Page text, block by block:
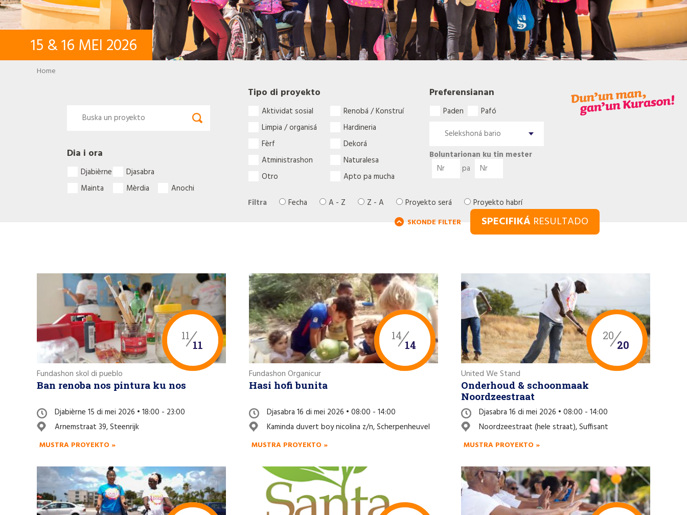
15 &16 MEI 2026
Breadcrumb
Home
SKONDE FILTER SPECIFIKÁ RESULTADO
Dia i ora
Djabièrne
Djasabra
Mainta
Mèrdia Anochi
Tipo di proyekto
Aktividat sosial
Renobá / Konstruí
Limpia / organisá
Hardineria
Fèrf
Dekorá
Atministrashon
Naturalesa
Otro
Apto pa mucha
Preferensianan
Paden Pafó
Boluntarionan ku tin mester
pa
Filtra Fecha A - Z Z - A Proyekto será Proyekto habrí
11
11
Fundashon skol di pueblo
Ban renoba nos pintura ku nos
Djabièrne 15 di mei 2026 • 18:00 - 23:00
Arnemstraat 39, Steenrijk
MUSTRA PROYEKTO »
14
14
Fundashon Organicur
Hasi hofi bunita
Djasabra 16 di mei 2026 • 08:00 - 14:00
Kaminda duvert boy nicolina z/n, Scherpenheuvel
MUSTRA PROYEKTO »
20
20
United We Stand
Onderhoud & schoonmaak
Noordzeestraat
Djasabra 16 di mei 2026 • 08:00 - 14:00
Noordzeestraat (hele straat), Suffisant
MUSTRA PROYEKTO »